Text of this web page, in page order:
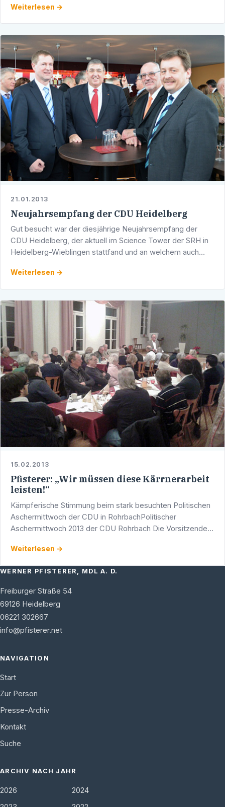
Weiterlesen →
21.01.2013
Neujahrsempfang der CDU Heidelberg
Gut besucht war der diesjährige Neujahrsempfang der
CDU Heidelberg, der aktuell im Science Tower der SRH in
Heidelberg-Wieblingen stattfand und an welchem auch
Weiterlesen →
15.02.2013
Pfisterer: „Wir müssen diese Kärrnerarbeit
leisten!“
Kämpferische Stimmung beim stark besuchten Politischen
Aschermittwoch der CDU in RohrbachPolitischer
Aschermittwoch 2013 der CDU Rohrbach Die Vorsitzende
Der Saal im …
Weiterlesen →
WERNER PFISTERER, MDL A. D.
Freiburger Straße 54
69126 Heidelberg
06221 302667
info@pfisterer.net
NAVIGATION
Start
Zur Person
Presse-Archiv
Kontakt
Suche
ARCHIV NACH JAHR
2026
2024